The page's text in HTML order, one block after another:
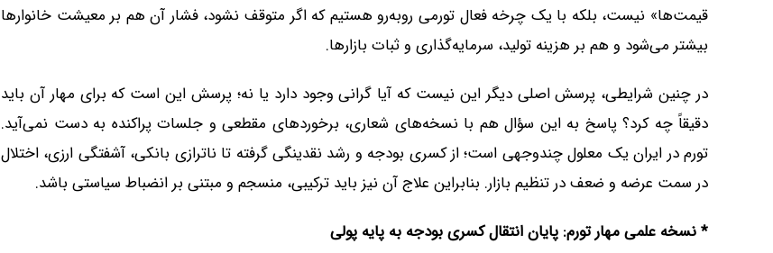
قیمت‌ها» نیست، بلکه با یک چرخه فعال تورمی روبه‌رو هستیم که اگر متوقف نشود، فشار آن هم بر معیشت خانوارها
بیشتر می‌شود و هم بر هزینه تولید، سرمایه‌گذاری و ثبات بازارها.
در چنین شرایطی، پرسش اصلی دیگر این نیست که آیا گرانی وجود دارد یا نه؛ پرسش این است که برای مهار آن باید
دقیقاً چه کرد؟ پاسخ به این سؤال هم با نسخه‌های شعاری، برخوردهای مقطعی و جلسات پراکنده به دست نمی‌آید.
تورم در ایران یک معلول چندوجهی است؛ از کسری بودجه و رشد نقدینگی گرفته تا ناترازی بانکی، آشفتگی ارزی، اختلال
در سمت عرضه و ضعف در تنظیم بازار. بنابراین علاج آن نیز باید ترکیبی، منسجم و مبتنی بر انضباط سیاستی باشد.
*نسخه علمی مهار تورم: پایان انتقال کسری بودجه به پایه پولی